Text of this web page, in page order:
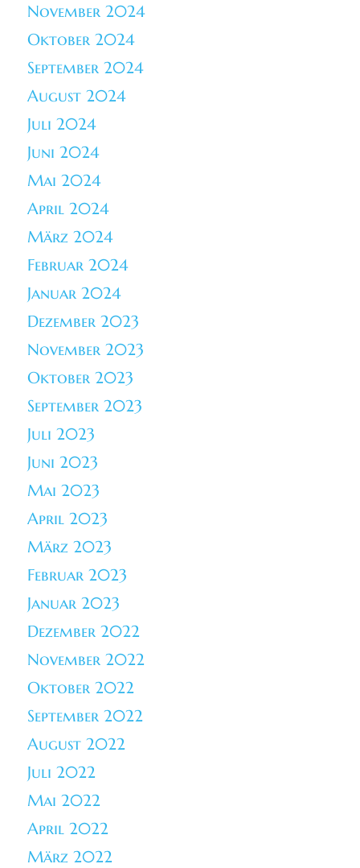
November 2024
Oktober 2024
September 2024
August 2024
Juli 2024
Juni 2024
Mai 2024
April 2024
März 2024
Februar 2024
Januar 2024
Dezember 2023
November 2023
Oktober 2023
September 2023
Juli 2023
Juni 2023
Mai 2023
April 2023
März 2023
Februar 2023
Januar 2023
Dezember 2022
November 2022
Oktober 2022
September 2022
August 2022
Juli 2022
Mai 2022
April 2022
März 2022